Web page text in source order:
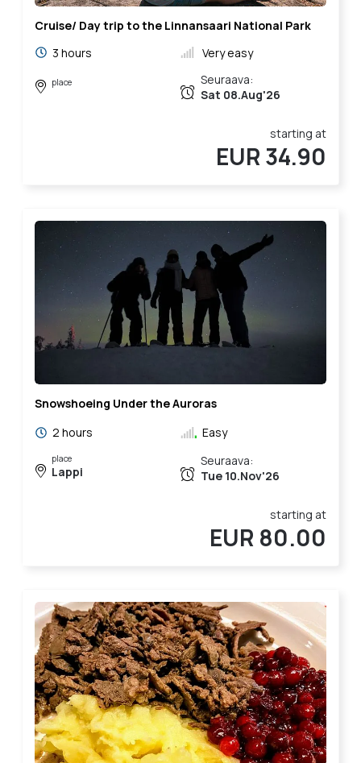
Cruise/ Day trip to the Linnansaari National Park
3 hours
Very easy
place
Seuraava:
Sat 08.Aug'26
starting at
EUR 34.90
Snowshoeing Under the Auroras
2 hours
Easy
place
Lappi
Seuraava:
Tue 10.Nov'26
starting at
EUR 80.00